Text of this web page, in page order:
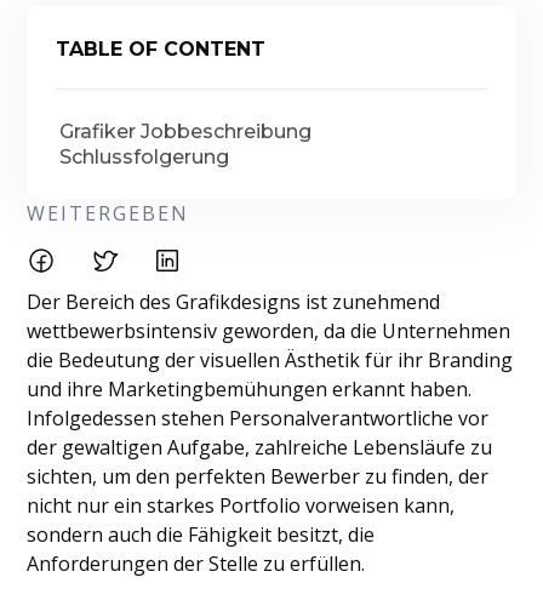
TABLE OF CONTENT
Grafiker Jobbeschreibung
Schlussfolgerung
WEITERGEBEN
Der Bereich des Grafikdesigns ist zunehmend
wettbewerbsintensiv geworden, da die Unternehmen
die Bedeutung der visuellen Ästhetik für ihr Branding
und ihre Marketingbemühungen erkannt haben.
Infolgedessen stehen Personalverantwortliche vor
der gewaltigen Aufgabe, zahlreiche Lebensläufe zu
sichten, um den perfekten Bewerber zu finden, der
nicht nur ein starkes Portfolio vorweisen kann,
sondern auch die Fähigkeit besitzt, die
Anforderungen der Stelle zu erfüllen.